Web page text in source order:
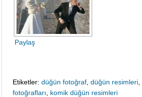
Paylaş
Etiketler: düğün fotoğraf düğün resimleri
fotoğrafları
komik düğün resimleri